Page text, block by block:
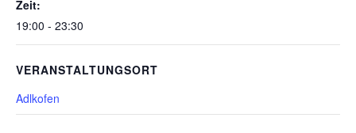
Zeit:
19:00 - 23:30
VERANSTALTUNGSORT
Adlkofen